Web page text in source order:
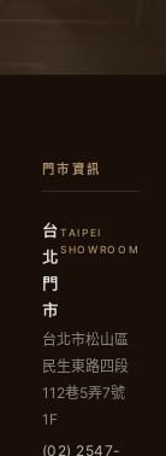
門市資訊
台
北
門
市
TAIPEI
SHOWROOM
台北市松山區
民生東路四段
112巷5弄7號
1F
(02) 2547-